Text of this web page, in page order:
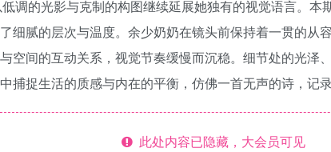
调的光影与克制的构图继续延展她独有的视觉语言。
细腻的层次与温度。余少奶奶在镜头前保持着一贯的
空间的互动关系，视觉节奏缓慢而沉稳。细节处的光泽
捕捉生活的质感与内在的平衡，仿佛一首无声的诗，记
此处内容已隐藏，大会员可见